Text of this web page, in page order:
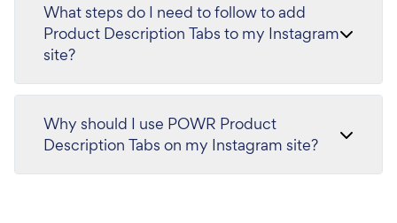
What steps do I need to follow to add
Product Description Tabs to my Instagram
site?
Why should I use POWR Product
Description Tabs on my Instagram site?